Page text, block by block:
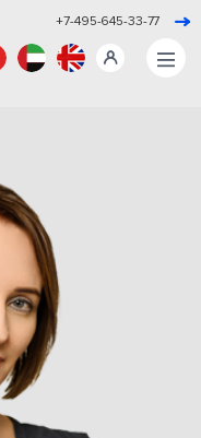
+7-495-645-33-77